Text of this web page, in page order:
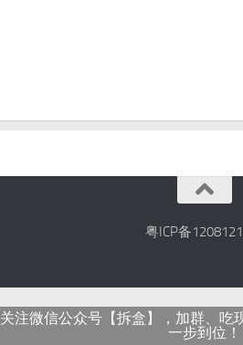
粤ICP备
关注微信公众号【拆盒】，加群、吃
一步到位！